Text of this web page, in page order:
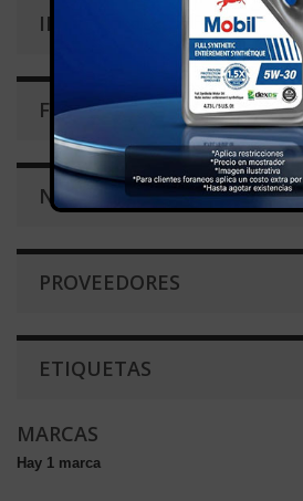
INFORMACIÓN
FABRICANTES
NOVEDADES
PROVEEDORES
ETIQUETAS
MARCAS
Hay 1 marca